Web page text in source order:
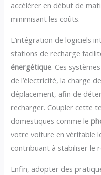
accélérer en début de
minimisant les coûts.
L’intégration de logiciels
stations de recharge
énergétique. Ces
de l’électricité, la charge
déplacement, afin de
recharger. Coupler cette
domestiques comme le
votre voiture en véritable
contribuant à stabiliser le
Enfin, adopter des